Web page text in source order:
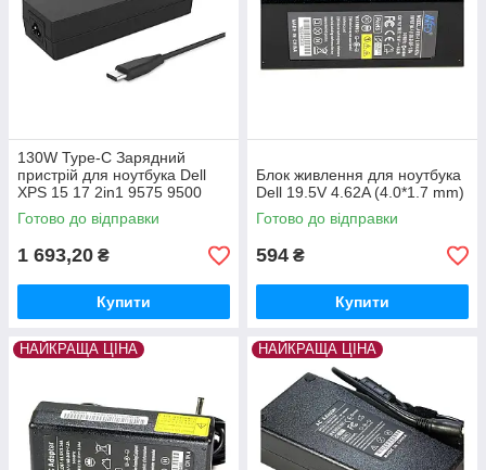
130W Type-C Зарядний
пристрій для ноутбука Dell
XPS 15 17 2in1 9575 9500
Latitude 7410 7310 Precision
5530
Готово до відправки
1 693,20 ₴
Купити
Блок живлення для ноутбука
Dell 19.5V 4.62A (4.0*1.7 mm)
Готово до відправки
594 ₴
Купити
НАЙКРАЩА ЦІНА НАЙКРАЩА ЦІНА